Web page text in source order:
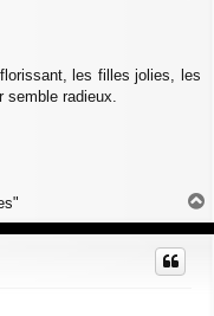
les filles jolies, les
radieux.
a
u